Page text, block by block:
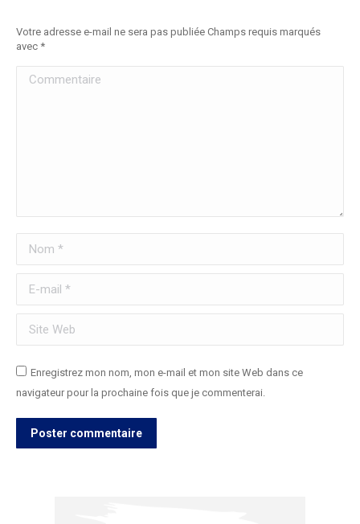
Votre adresse e-mail ne sera pas publiée Champs requis marqués
avec *
Commentaire
Nom *
E-mail *
Site Web
Enregistrez mon nom, mon e-mail et mon site Web dans ce
navigateur pour la prochaine fois que je commenterai.
Poster commentaire